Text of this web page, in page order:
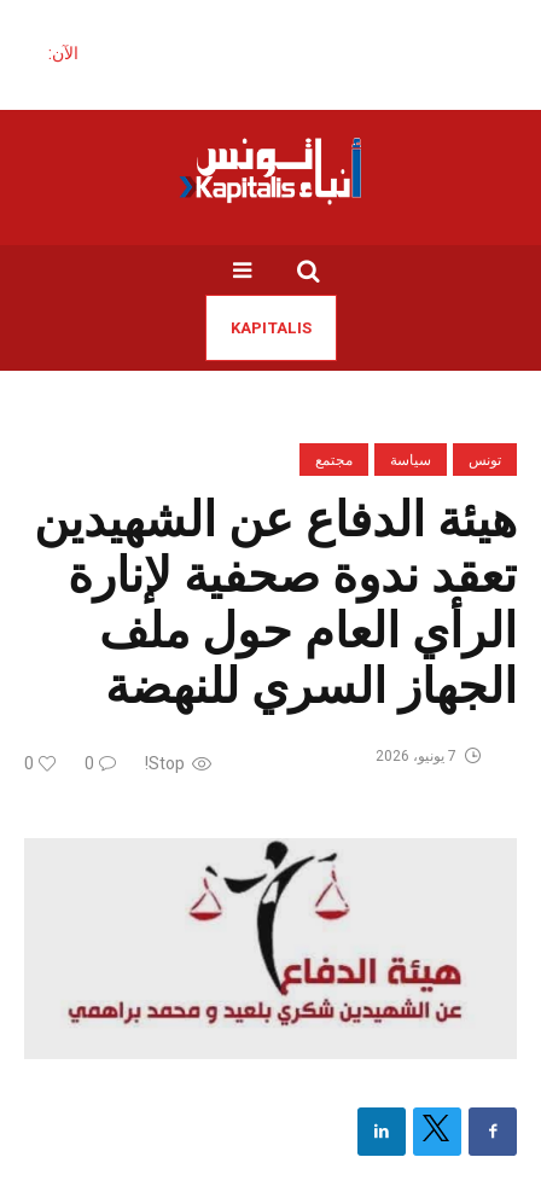
الآن:
KAPITALIS
تونس سياسة مجتمع
هيئة الدفاع عن الشهيدين
تعقد ندوة صحفية لإنارة
الرأي العام حول ملف
الجهاز السري للنهضة
Stop!
0
0 7 يونيو، 2026